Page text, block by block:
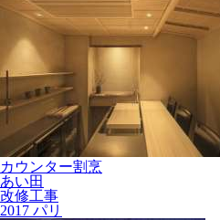
カウンター割烹
あい田
改修工事
2017 パリ